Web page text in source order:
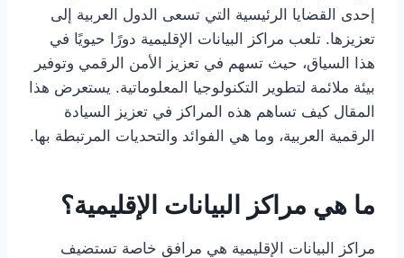
إحدى القضايا الرئيسية التي تسعى الدول العربية إلى
تعزيزها. تلعب مراكز البيانات الإقليمية دورًا حيويًا في
هذا السياق، حيث تسهم في تعزيز الأمن الرقمي وتوفير
بيئة ملائمة لتطوير التكنولوجيا المعلوماتية. يستعرض هذا
المقال كيف تساهم هذه المراكز في تعزيز السيادة
الرقمية العربية، وما هي الفوائد والتحديات المرتبطة بها.
ما هي مراكز البيانات الإقليمية؟
مراكز البيانات الإقليمية هي مرافق خاصة تستضيف